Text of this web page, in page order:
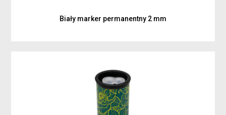
Biały marker permanentny 2 mm